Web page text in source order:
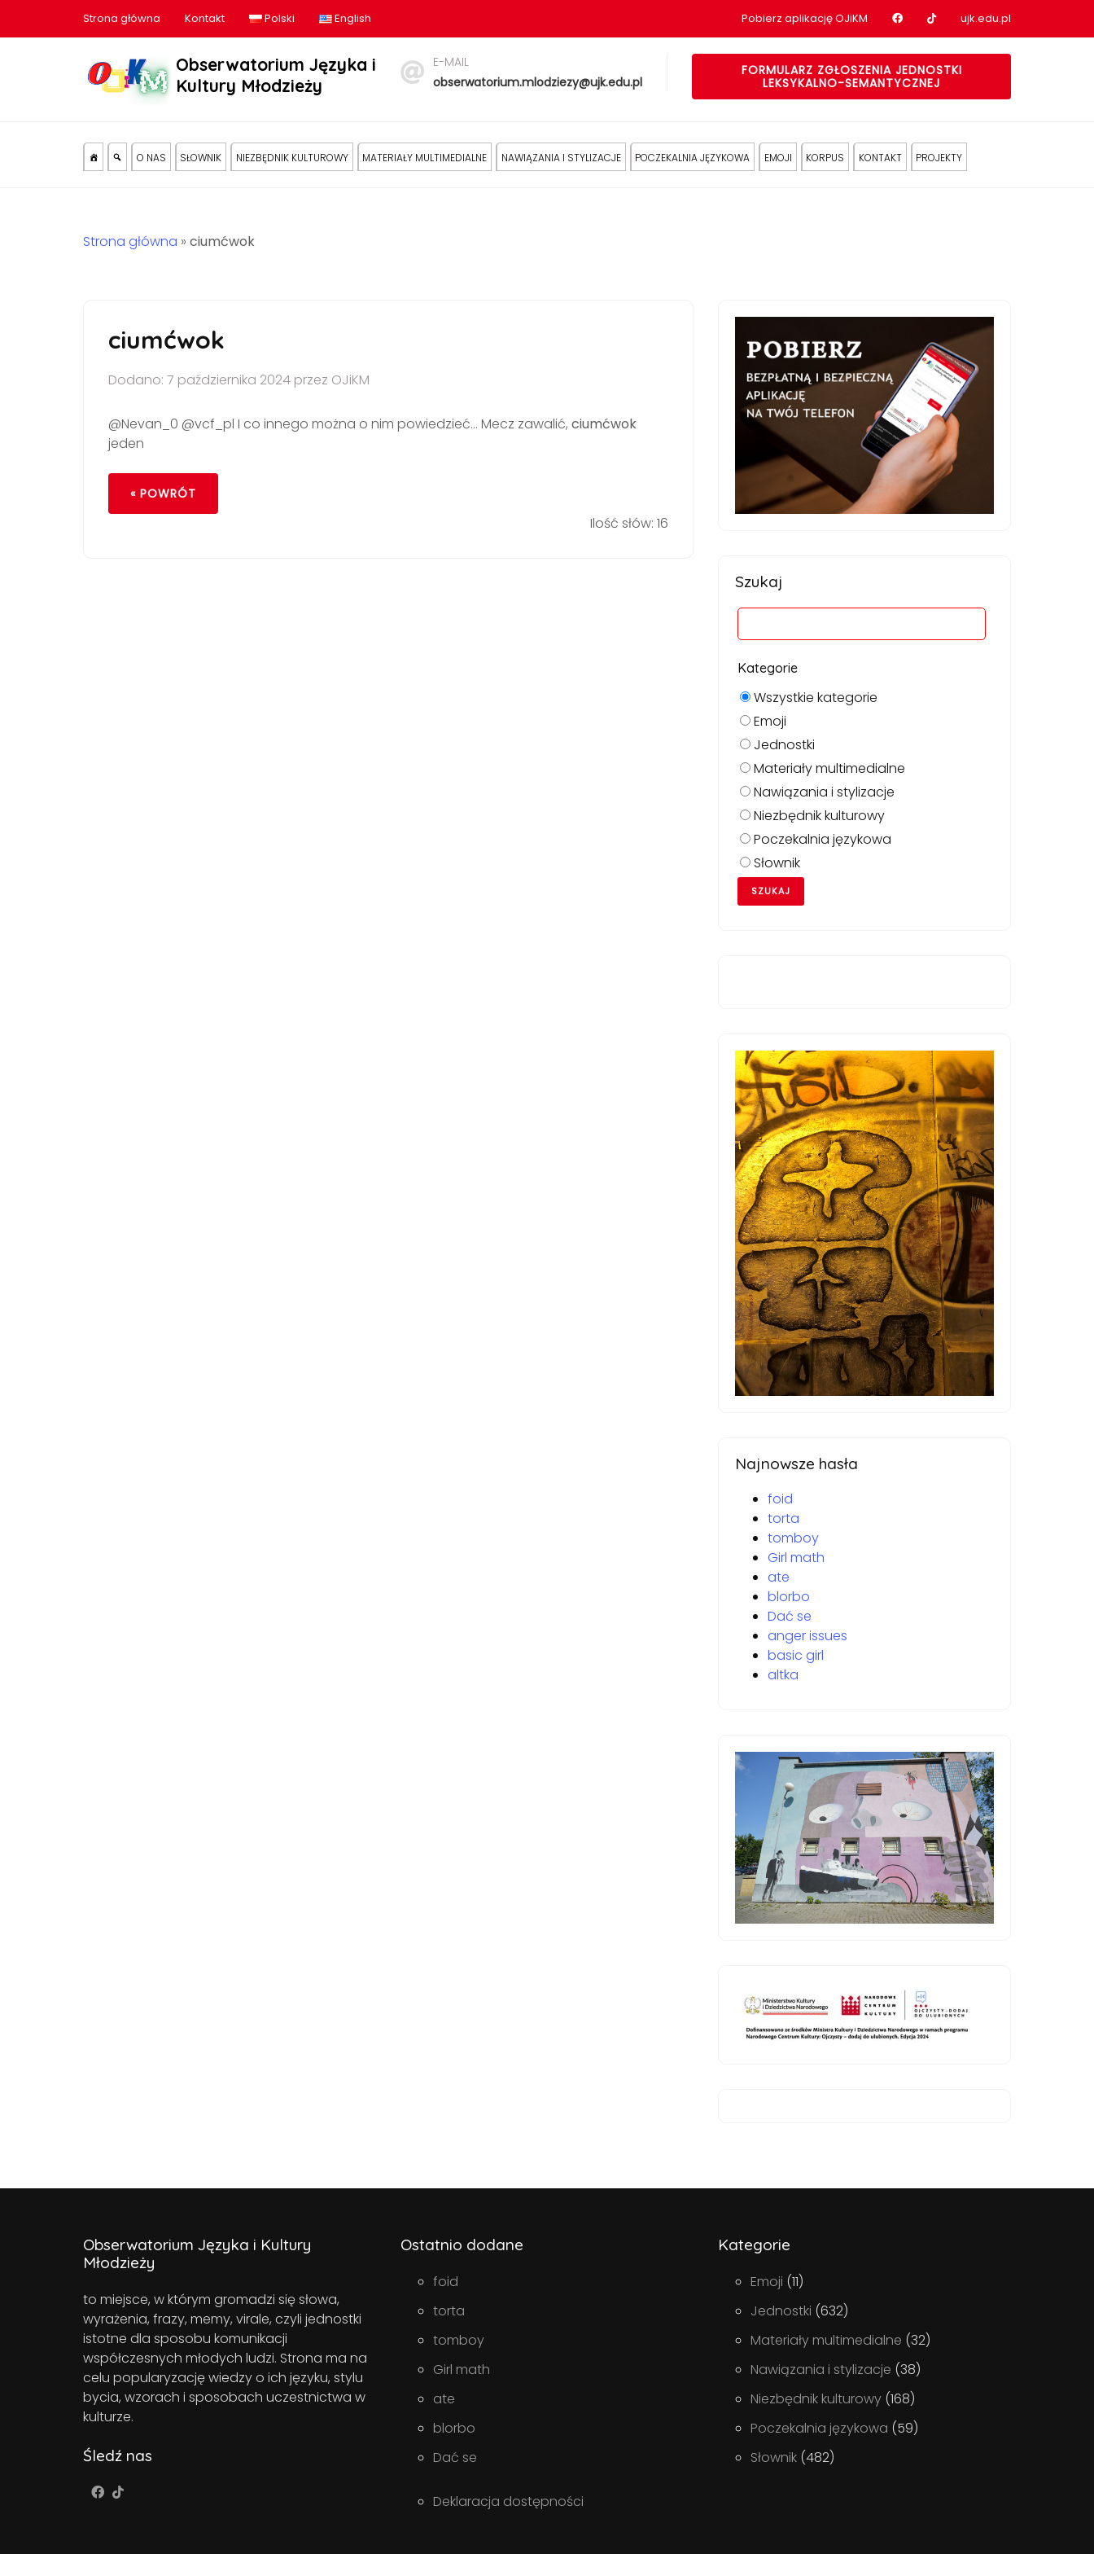
Strona główna Kontakt Polski English Pobierz aplikację OJiKM Nasz profil na Facebook
Nasz profil na tiktok
ujk.edu.pl
Obserwatorium Języka i
Kultury Młodzieży
E-MAIL
obserwatorium.mlodziezy@ujk.edu.pl
FORMULARZ ZGŁOSZENIA JEDNOSTKI
LEKSYKALNO-SEMANTYCZNEJ
O NAS SŁOWNIK NIEZBĘDNIK KULTUROWY MATERIAŁY MULTIMEDIALNE NAWIĄZANIA I STYLIZACJE POCZEKALNIA JĘZYKOWA EMOJI KORPUS KONTAKT PROJEKTY
Strona główna » ciumćwok
ciumćwok
Dodano: 7 października 2024 przez OJiKM
@Nevan_0 @vcf_pl I co innego można o nim powiedzieć… Mecz zawalić, ciumćwok
jeden
« POWRÓT
Ilość słów: 16
Szukaj
Kategorie
Wszystkie kategorie
Emoji
Jednostki
Materiały multimedialne
Nawiązania i stylizacje
Niezbędnik kulturowy
Poczekalnia językowa
Słownik
Najnowsze hasła
foid
torta
tomboy
Girl math
ate
blorbo
Dać se
anger issues
basic girl
altka
Obserwatorium Języka i Kultury
Młodzieży
to miejsce, w którym gromadzi się słowa,
wyrażenia, frazy, memy, virale, czyli jednostki
istotne dla sposobu komunikacji
współczesnych młodych ludzi. Strona ma na
celu popularyzację wiedzy o ich języku, stylu
bycia, wzorach i sposobach uczestnictwa w
kulturze.
Śledź nas
Ostatnio dodane
foid
torta
tomboy
Girl math
ate
blorbo
Dać se
Deklaracja dostępności
Kategorie
Emoji (11)
Jednostki (632)
Materiały multimedialne (32)
Nawiązania i stylizacje (38)
Niezbędnik kulturowy (168)
Poczekalnia językowa (59)
Słownik (482)